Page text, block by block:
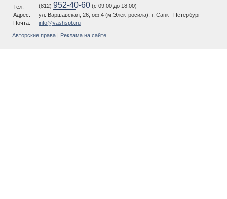
Тел: (812) 952-40-60 (c 09.00 до 18.00)
Адрес:
ул. Варшавская, 26, оф.4 (м.Электросила), г. Санкт-Петербург
Почта:
info@vashspb.ru
Авторские права Реклама на сайте